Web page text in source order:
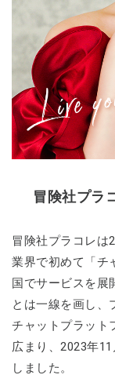
冒険社プラ
冒険社プラコレは
業界で初めて「チ
国でサービスを展
とは一線を画し、
チャットプラット
広まり、2023年
しました。